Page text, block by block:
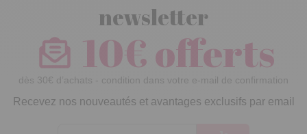
newsletter
10€ offerts
dès 30€ d’achats - condition dans votre e-mail de confirmation
Recevez nos nouveautés et avantages exclusifs par email